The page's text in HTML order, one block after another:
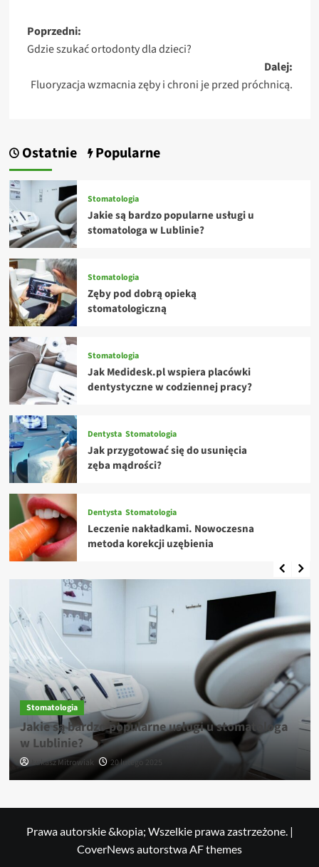
Zobacz
wpisy
Poprzedni:
Gdzie szukać ortodonty dla dzieci?
Dalej:
Fluoryzacja wzmacnia zęby i chroni je przed próchnicą.
Ostatnie Popularne
Stomatologia
Jakie są bardzo popularne usługi u
stomatologa w Lublinie?
Stomatologia
Zęby pod dobrą opieką
stomatologiczną
Stomatologia
Jak Medidesk.pl wspiera placówki
dentystyczne w codziennej pracy?
Dentysta Stomatologia
Jak przygotować się do usunięcia
zęba mądrości?
Dentysta Stomatologia
Leczenie nakładkami. Nowoczesna
metoda korekcji uzębienia
Stomatologia
Jakie są bardzo popularne usługi u stomatologa
w Lublinie?
Łukasz Mitrowiak 20 lutego 2025
Prawa autorskie &kopia; Wszelkie prawa zastrzeżone. |
CoverNewsautorstwa AF themes